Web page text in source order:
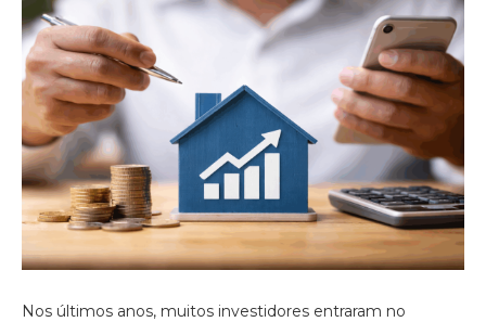
Nos últimos anos, muitos investidores entraram no